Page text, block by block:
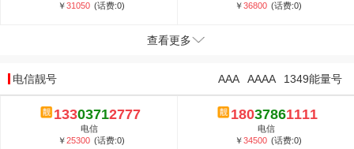
￥31050 (话费:0)
￥36800 (话费:0)
查看更多
电信靓号 1349能量号
AAAA
AAA
13303712777
电信
￥25300 (话费:0)
18037861111
电信
￥34500 (话费:0)